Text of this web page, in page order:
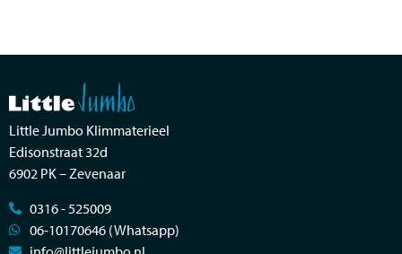
Little Jumbo Klimmaterieel
Edisonstraat 32d
6902 PK – Zevenaar
0316 - 525009
06-10170646 (Whatsapp)